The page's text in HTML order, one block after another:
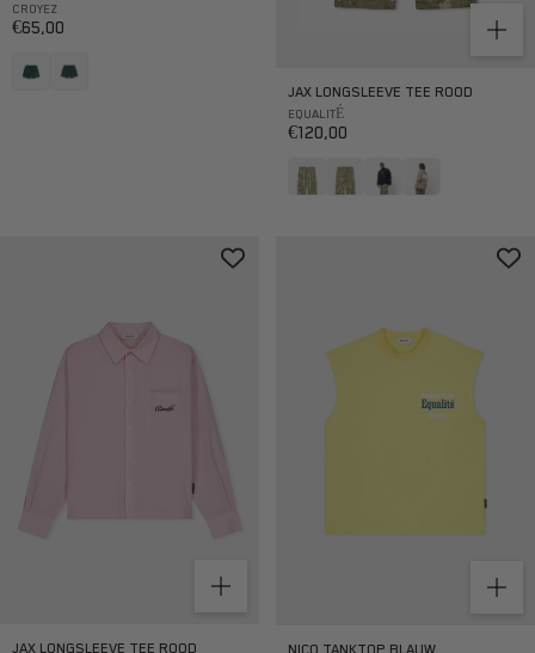
CROYEZ
Aanbiedingsprijs
€65,00
JAX LONGSLEEVE TEE ROOD
EQUALITÉ
Aanbiedingsprijs
€120,00
JAX LONGSLEEVE TEE ROOD